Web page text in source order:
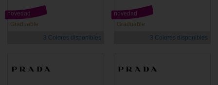
Graduable
novedad
3 Colores disponibles
Graduable
novedad
3 Colores disponibles